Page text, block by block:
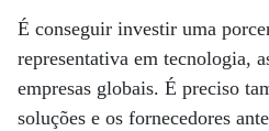
É conseguir investir uma
representativa em tecnologia,
empresas globais. É preciso
soluções e os fornecedores